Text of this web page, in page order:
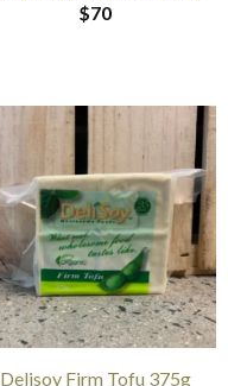
$70
Delisoy Firm Tofu 375g